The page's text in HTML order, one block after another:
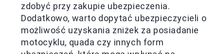
zdobyć przy zakupie ubezpieczenia.
Dodatkowo, warto dopytać ubezpieczycieli o
możliwość uzyskania zniżek za posiadanie
motocyklu, quada czy innych form